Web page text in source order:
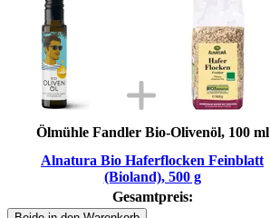
Ölmühle Fandler Bio-Olivenöl, 100 ml
Alnatura Bio Haferflocken Feinblatt
(Bioland), 500 g
Gesamtpreis: